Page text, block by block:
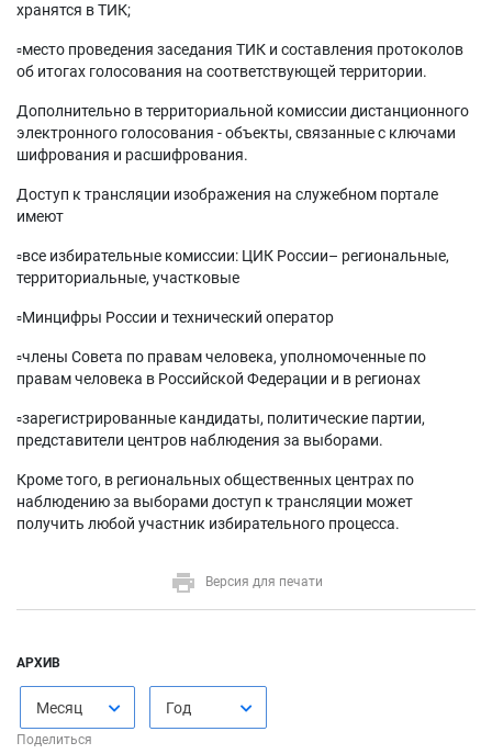
хранятся в ТИК;
▫️место проведения заседания ТИК и составления протоколов
об итогах голосования на соответствующей территории.
Дополнительно в территориальной комиссии дистанционного
электронного голосования - объекты, связанные с ключами
шифрования и расшифрования.
Доступ к трансляции изображения на служебном портале
имеют
▫️все избирательные комиссии: ЦИК России– региональные,
территориальные, участковые
▫️Минцифры России и технический оператор
▫️члены Совета по правам человека, уполномоченные по
правам человека в Российской Федерации и в регионах
▫️зарегистрированные кандидаты, политические партии,
представители центров наблюдения за выборами.
Кроме того, в региональных общественных центрах по
наблюдению за выборами доступ к трансляции может
получить любой участник избирательного процесса.
Версия для печати
АРХИВ
Месяц Год
Поделиться